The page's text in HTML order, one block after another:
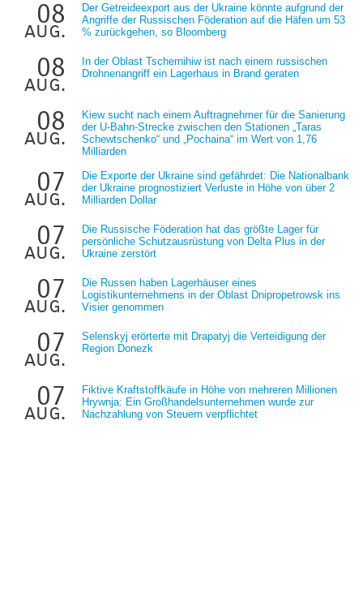
08
aug.
Der Getreideexport aus der Ukraine könnte aufgrund der
Angriffe der Russischen Föderation auf die Häfen um 53
% zurückgehen, so Bloomberg
08
aug.
In der Oblast Tschernihiw ist nach einem russischen
Drohnenangriff ein Lagerhaus in Brand geraten
08
aug.
Kiew sucht nach einem Auftragnehmer für die Sanierung
der U-Bahn-Strecke zwischen den Stationen „Taras
Schewtschenko“ und „Pochaina“ im Wert von 1,76
Milliarden
07
aug.
Die Exporte der Ukraine sind gefährdet: Die Nationalbank
der Ukraine prognostiziert Verluste in Höhe von über 2
Milliarden Dollar
07
aug.
Die Russische Föderation hat das größte Lager für
persönliche Schutzausrüstung von Delta Plus in der
Ukraine zerstört
07
aug.
Die Russen haben Lagerhäuser eines
Logistikunternehmens in der Oblast Dnipropetrowsk ins
Visier genommen
07
aug.
Selenskyj erörterte mit Drapatyj die Verteidigung der
Region Donezk
07
aug.
Fiktive Kraftstoffkäufe in Höhe von mehreren Millionen
Hrywnja: Ein Großhandelsunternehmen wurde zur
Nachzahlung von Steuern verpflichtet